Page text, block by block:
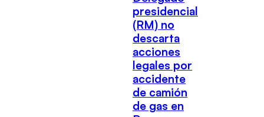
presidencial
(RM) no
descarta
acciones
legales por
accidente
de camión
de gas en